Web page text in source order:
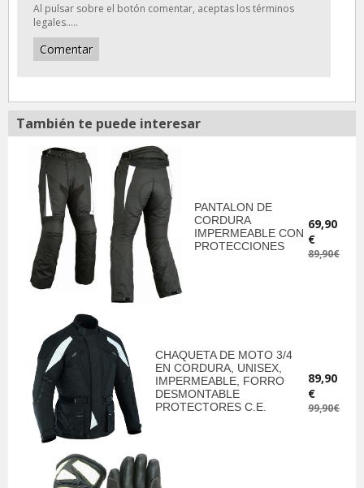
Al pulsar sobre el botón comentar, aceptas los términos
legales.....
También te puede interesar
PANTALON DE
CORDURA
IMPERMEABLE CON
PROTECCIONES
69,90
€
89,90€
CHAQUETA DE MOTO 3/4
EN CORDURA, UNISEX,
IMPERMEABLE, FORRO
DESMONTABLE
PROTECTORES C.E.
89,90
€
99,90€